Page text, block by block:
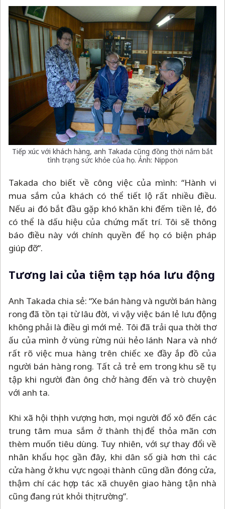
Tiếp xúc với khách hàng, anh Takada cũng đồng thời nắm bắt
tình trạng sức khỏe của họ. Ảnh: Nippon
Takada cho biết về công việc của mình: “Hành vi
mua sắm của khách có thể tiết lộ rất nhiều điều.
Nếu ai đó bắt đầu gặp khó khăn khi đếm tiền lẻ, đó
có thể là dấu hiệu của chứng mất trí. Tôi sẽ thông
báo điều này với chính quyền để họ có biện pháp
giúp đỡ”.
Tương lai của tiệm tạp hóa lưu động
Anh Takada chia sẻ: “Xe bán hàng và người bán hàng
rong đã tồn tại từ lâu đời, vì vậy việc bán lẻ lưu động
không phải là điều gì mới mẻ. Tôi đã trải qua thời thơ
ấu của mình ở vùng rừng núi hẻo lánh Nara và nhớ
rất rõ việc mua hàng trên chiếc xe đầy ắp đồ của
người bán hàng rong. Tất cả trẻ em trong khu sẽ tụ
tập khi người đàn ông chở hàng đến và trò chuyện
với anh ta.
Khi xã hội thịnh vượng hơn, mọi người đổ xô đến các
trung tâm mua sắm ở thành thị để thỏa mãn cơn
thèm muốn tiêu dùng. Tuy nhiên, với sự thay đổi về
nhân khẩu học gần đây, khi dân số già hơn thì các
cửa hàng ở khu vực ngoại thành cũng dần đóng cửa,
thậm chí các hợp tác xã chuyên giao hàng tận nhà
cũng đang rút khỏi thị trường”.